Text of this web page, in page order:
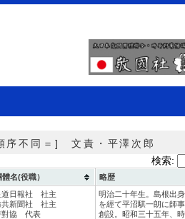
序不同＝] 文責・平澤次郎
検索:
體名(役職）
略歴
道日報社 社主
共新聞社 社主
對協 代表
明治二十年生。島根出
を經て平沼騏一朗に師
創設。昭和三十五年、